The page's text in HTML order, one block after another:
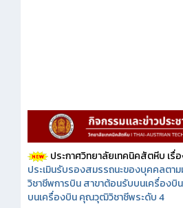
ประกาศวิทยาลัยเทคนิคสัตหีบ เรื่
ประเมินรับรองสมรรถนะของบุคคลตา
วิชาชีพการบิน สาขาต้อนรับบนเครื่อง
บนเครื่องบิน คุณวุฒิวิชาชีพระดับ 4